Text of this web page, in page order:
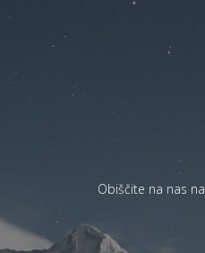
Obiščite na nas na